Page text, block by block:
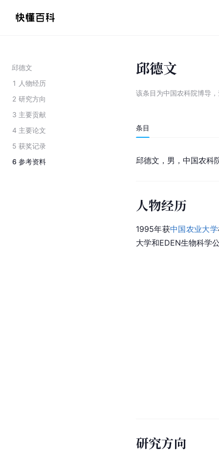
邱德文
1 人物经历
2 研究方向
3 主要贡献
4 主要论文
5 获奖记录
6 参考资料
邱德文
该条目为中国农科院博导 ，
条目
邱德文，男， 中国农科
人物经历
1995年获中国农业大学
大学和EDEN生物科学
研究方向